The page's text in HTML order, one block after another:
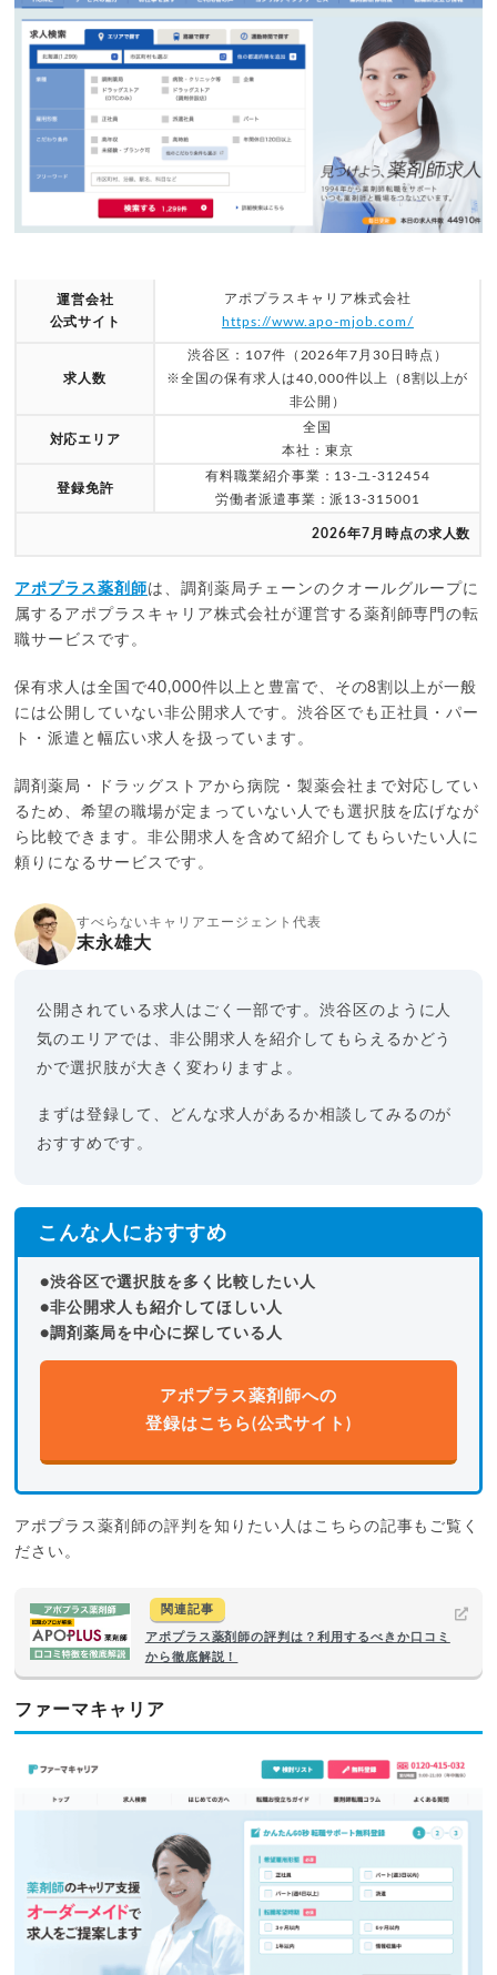
運営会社
公式サイト
アポプラスキャリア株式会社
https://www.apo-mjob.com/
求人数
渋谷区：107件（2026年7月30日時点）
※全国の保有求人は40,000件以上（8割以上が
非公開）
対応エリア
全国
本社：東京
登録免許
有料職業紹介事業：13-ユ-312454
労働者派遣事業：派13-315001
2026年7月時点の求人数
アポプラス薬剤師は、調剤薬局チェーンのクオールグループに
属するアポプラスキャリア株式会社が運営する薬剤師専門の転
職サービスです。
保有求人は全国で40,000件以上と豊富で、その8割以上が一般
には公開していない非公開求人です。渋谷区でも正社員・パー
ト・派遣と幅広い求人を扱っています。
調剤薬局・ドラッグストアから病院・製薬会社まで対応してい
るため、希望の職場が定まっていない人でも選択肢を広げなが
ら比較できます。非公開求人を含めて紹介してもらいたい人に
頼りになるサービスです。
すべらないキャリアエージェント代表
末永雄大
公開されている求人はごく一部です。渋谷区のように人
気のエリアでは、非公開求人を紹介してもらえるかどう
かで選択肢が大きく変わりますよ。
まずは登録して、どんな求人があるか相談してみるのが
おすすめです。
こんな人におすすめ
●渋谷区で選択肢を多く比較したい人
●非公開求人も紹介してほしい人
●調剤薬局を中心に探している人
アポプラス薬剤師への
登録はこちら(公式サイト)
アポプラス薬剤師の評判を知りたい人はこちらの記事もご覧く
ださい。
関連記事
アポプラス薬剤師の評判は？利用するべきか口コミ
から徹底解説！
ファーマキャリア